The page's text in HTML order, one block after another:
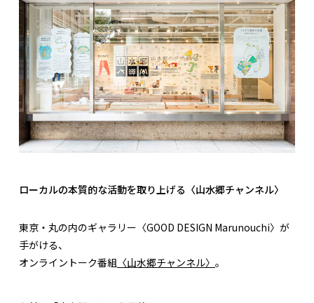
ローカルの本質的な活動を取り上げる〈山水郷チャンネル〉
東京・丸の内のギャラリー〈GOOD DESIGN Marunouchi〉が
手がける、
オンライントーク番組 〈山水郷チャンネル〉 。